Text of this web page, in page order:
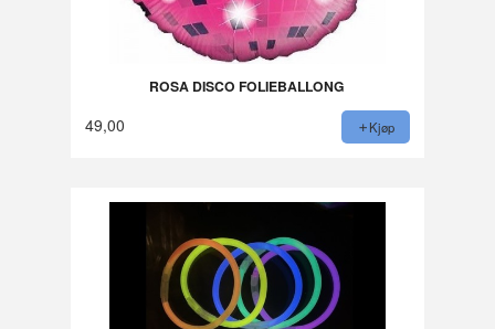
ROSA DISCO FOLIEBALLONG
49,00 Kjøp